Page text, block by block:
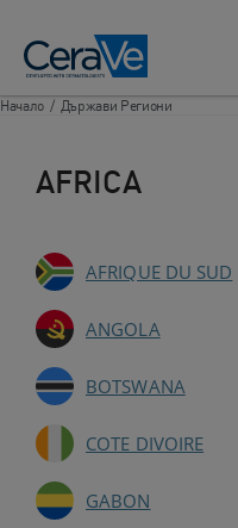
Search
Начало / Държави Региони
AFRICA
AFRIQUE DU SUD
ANGOLA
BOTSWANA
COTE DIVOIRE
GABON